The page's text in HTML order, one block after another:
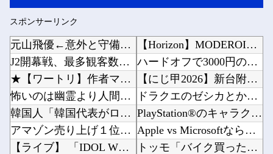
スポンサーリンク
元山飛優←意外と守備範囲が微妙だった件
J2開幕戦、最多観客数更新の可能性「やばい！」 チケット6万超えが発券「見間違いじゃない？...
★【ワートリ】作者マジで大丈夫か
怖いのは幽霊より人間なのか？ 暴力団にまつわる怖い話傑作7選
韓国人「韓国代表がロンドン五輪銅メダル剥奪の危機！海外メディアが『時効の壁を越えてIOCの...
アマゾン売り上げ１位のスポットクーラーを 安く買った 今日設置する 予定だが多少でも涼しく...
【ライブ】 「IDOL WORLD SUPER FESTIVAL 2026」京王アリーナT...
【Horizon】MODEROID「スロータースパイン」プラモデル【本日発売】他
ハードオフで3000円のこのノートパソコン見つけたんだけどどうですか？他
【にじ甲2026】新台附属フリーズ高校にふさわしい激アツ寄せ書きで全力応援！他
ドラクエのゼシカとかいう人気キャラwww他
PlayStation®のキャラクターたちは、みんなで海に行くそうですよ?他
Apple vs Microsoftならどっちが強いんや？他
トッモ「バイク買ったわ！見てやこれ！」ワイ「これスクーターじゃん…」他